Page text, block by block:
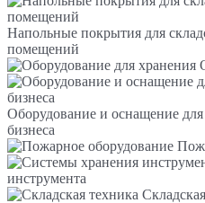
Напольные покрытия для
помещений
Оборудование и оснащение
бизнеса
инструмента